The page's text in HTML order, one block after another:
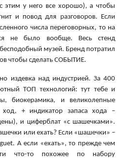
этим у него все хорошо), а чтобы
и повод для разговоров. Если
числа переговорных, то на
не было вообще. Весь стенд
музей. Бренд потратил
чтобы сделать СОБЫТИЕ.
издевка над индустрией. За 400
ТОП технологий: тут тебе и
биокерамика, и великолепные
+ индикатор запаса хода –
и циферблат «с шашечками».
или ехать? Если «шашечки» –
А если «ехать», то прежде чем
что-то похожее по набору